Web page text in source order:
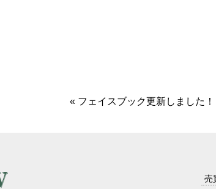
« フェイスブック更新しました！
売